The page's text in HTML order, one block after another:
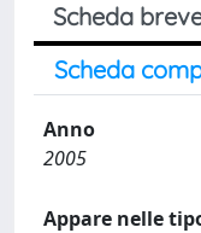
Scheda
Scheda
Anno
2005
Appare nelle